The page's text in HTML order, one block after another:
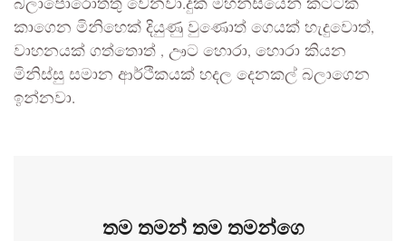
බලාපොරොත්තු වෙනවා.දුක් මහන්සියෙන් කට්ටක්
කාගෙන මිනිහෙක් දියුණු වුණොත් ගෙයක් හැදුවොත්,
වාහනයක් ගත්තොත් , ඌට හොරා, හොරා කියන
මිනිස්සු සමාන ආර්ථිකයක් හදල දෙනකල් බලාගෙන
ඉන්නවා.
තම තමන් තම තමන්ගෙ